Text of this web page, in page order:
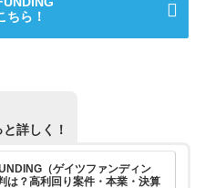
ちら！
詳しく！
（ゲイツファンディン
は？高利回り案件・本業・決算